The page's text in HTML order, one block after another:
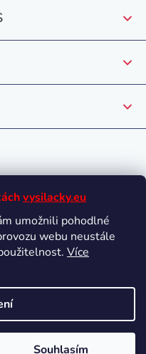
vysilacky.eu
umožnili pohodlné
webu neustále
Více
Souhlasím